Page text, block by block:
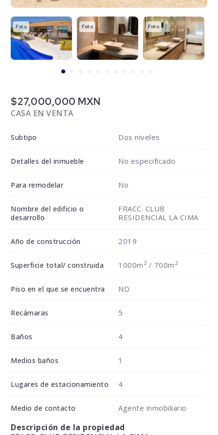
Foto Foto Foto
$27,000,000 MXN
CASA EN VENTA
Subtipo Dos niveles
Detalles del inmueble No especificado
Para remodelar No
Nombre del edificio o
desarrollo
FRACC. CLUB
RESIDENCIAL LA CIMA
Año de construcción 2019
Superficie total/ construida 1000m 2/ 700m 2
Piso en el que se encuentra ND
Recámaras 5
Baños 4
Medios baños 1
Lugares de estacionamiento 4
Medio de contacto Agente inmobiliario
Descripción de la propiedad